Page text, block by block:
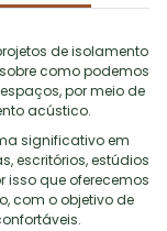
de isolamento
como podemos
por meio de
acústico.
significativo em
escritórios, estúdios
isso que oferecemos
com o objetivo de